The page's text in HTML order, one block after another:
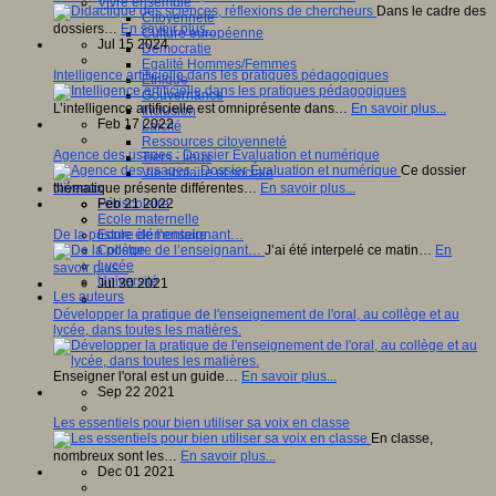
Citoyenneté
Culture européenne
Démocratie
Egalité Hommes/Femmes
Ethique
Gouvernance
Inclusion
Laïcité
Ressources citoyenneté
Tiers - lieux
Vie scolaire et sociale
Niveaux
Périscolaire
Ecole maternelle
Ecole élémentaire
Collège
Lycée
Université
Les auteurs
Dans le cadre des
dossiers… En savoir plus...
Jul 15 2024
Intelligence artificielle dans les pratiques pédagogiques
L’intelligence artificielle est omniprésente dans… En savoir plus...
Feb 17 2022
Agence des usages : Dossier Évaluation et numérique
Ce dossier
thématique présente différentes… En savoir plus...
Feb 21 2022
De la posture de l’enseignant…
J’ai été interpelé ce matin… En
savoir plus...
Jul 30 2021
Développer la pratique de l'enseignement de l'oral, au collège et au
lycée, dans toutes les matières.
Enseigner l'oral est un guide… En savoir plus...
Sep 22 2021
Les essentiels pour bien utiliser sa voix en classe
En classe,
nombreux sont les… En savoir plus...
Dec 01 2021